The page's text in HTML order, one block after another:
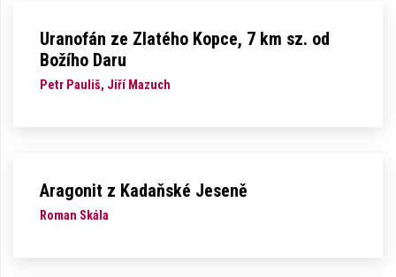
Uranofán ze Zlatého Kopce, 7 km sz. od
Božího Daru
Petr Pauliš, Jiří Mazuch
Aragonit z Kadaňské Jeseně
Roman Skála